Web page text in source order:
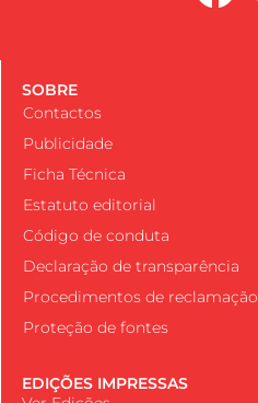
SOBRE
Contactos
Publicidade
Ficha Técnica
Estatuto editorial
Código de conduta
Declaração de transparência
Procedimentos de reclamação
Proteção de fontes
EDIÇÕES IMPRESSAS